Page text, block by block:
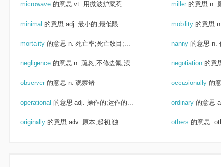
microwave 的意思 vt. 用微波炉家惹... miller 的意思 n.
minimal 的意思 adj. 最小的;最低限... mobility 的意思
mortality 的意思 n. 死亡率;死亡数目;... nanny 的意思 n.
negligence 的意思 n. 疏忽;不修边氟;渎... negotiation 的意
observer 的意思 n. 观察锗 occasionally 的
operational 的意思 adj. 操作的;运作的... ordinary 的意思
originally 的意思 adv. 原本;起初;独... others 的意思